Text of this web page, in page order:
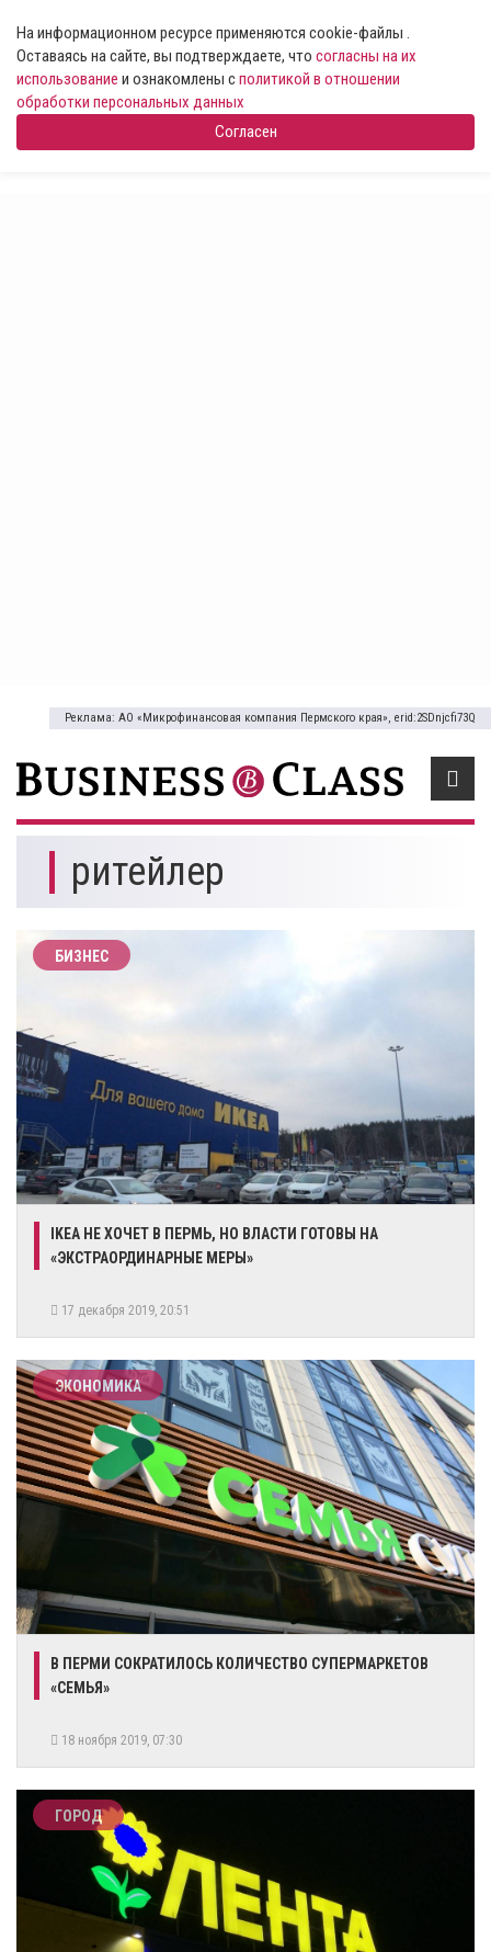
На информационном ресурсе применяются cookie-файлы .
Оставаясь на сайте, вы подтверждаете, что согласны на их
использование и ознакомлены сполитикой в отношении
обработки персональных данных
Согласен
Реклама: АО «Микрофинансовая компания Пермского края», erid:2SDnjcfi73Q
ритейлер
БИЗНЕС
IKEA НЕ ХОЧЕТ В ПЕРМЬ, НО ВЛАСТИ ГОТОВЫ НА
«ЭКСТРАОРДИНАРНЫЕ МЕРЫ»
17 декабря 2019, 20:51
ЭКОНОМИКА
В ПЕРМИ СОКРАТИЛОСЬ КОЛИЧЕСТВО СУПЕРМАРКЕТОВ
«СЕМЬЯ»
18 ноября 2019, 07:30
ГОРОД